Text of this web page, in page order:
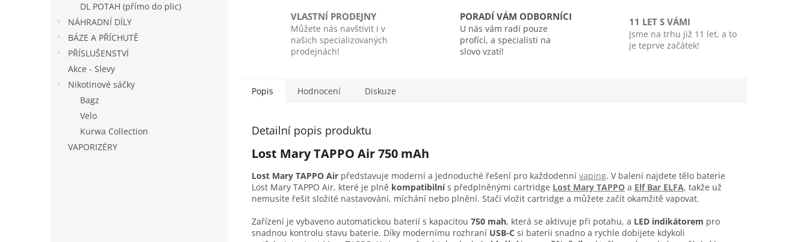
DL POTAH (přímo do plic)
NÁHRADNÍ DÍLY
BÁZE A PŘÍCHUTĚ
PŘÍSLUŠENSTVÍ
Akce - Slevy
Nikotinové sáčky
Bagz
Velo
Kurwa Collection
VAPORIZÉRY
VLASTNÍ PRODEJNY
Můžete nás navštívit i v
našich specializovaných
prodejnách!
PORADÍ VÁM ODBORNÍCI
U nás vám radí pouze
profící, a specialisti na
slovo vzatí!
11 LET S VÁMI
Jsme na trhu již 11 let, a to
je teprve začátek!
Popis Hodnocení Diskuze
Detailní popis produktu
Lost Mary TAPPO Air 750 mAh
Lost Mary TAPPO Air představuje moderní a jednoduché řešení pro každodenní vaping. V balení najdete tělo baterie
Lost Mary TAPPO Air, které je plně kompatibilnís předplněnými cartridge Lost Mary TAPPO a Elf Bar ELFA, takže už
nemusíte řešit složité nastavování, míchání nebo plnění. Stačí vložit cartridge a můžete začít okamžitě vapovat.
Zařízení je vybaveno automatickou baterií s kapacitou 750 mah, která se aktivuje při potahu, a LED indikátorem pro
snadnou kontrolu stavu baterie. Díky modernímu rozhraní USB-C si baterii snadno a rychle dobijete kdykoli